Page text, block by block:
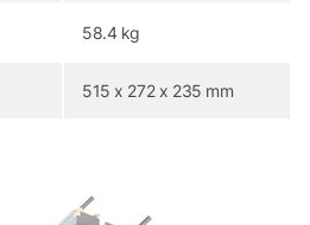
58.4 kg
515 x 272 x 235 mm